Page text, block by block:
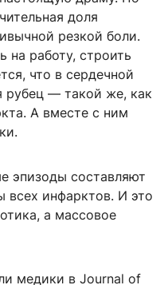
доля
резкой боли.
на работу, строить
что в сердечной
— такой же, как
А вместе с ним
эпизоды составляют
всех инфарктов. И это
а массовое
медики в Journal of